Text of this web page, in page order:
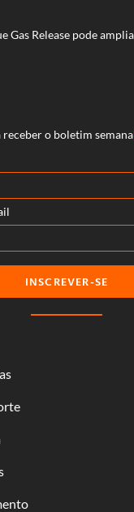
Gas Release pode
receber o boletim
INSCREVER-SE